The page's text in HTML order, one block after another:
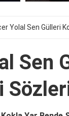
Yolal Sen Gülleri
Sen